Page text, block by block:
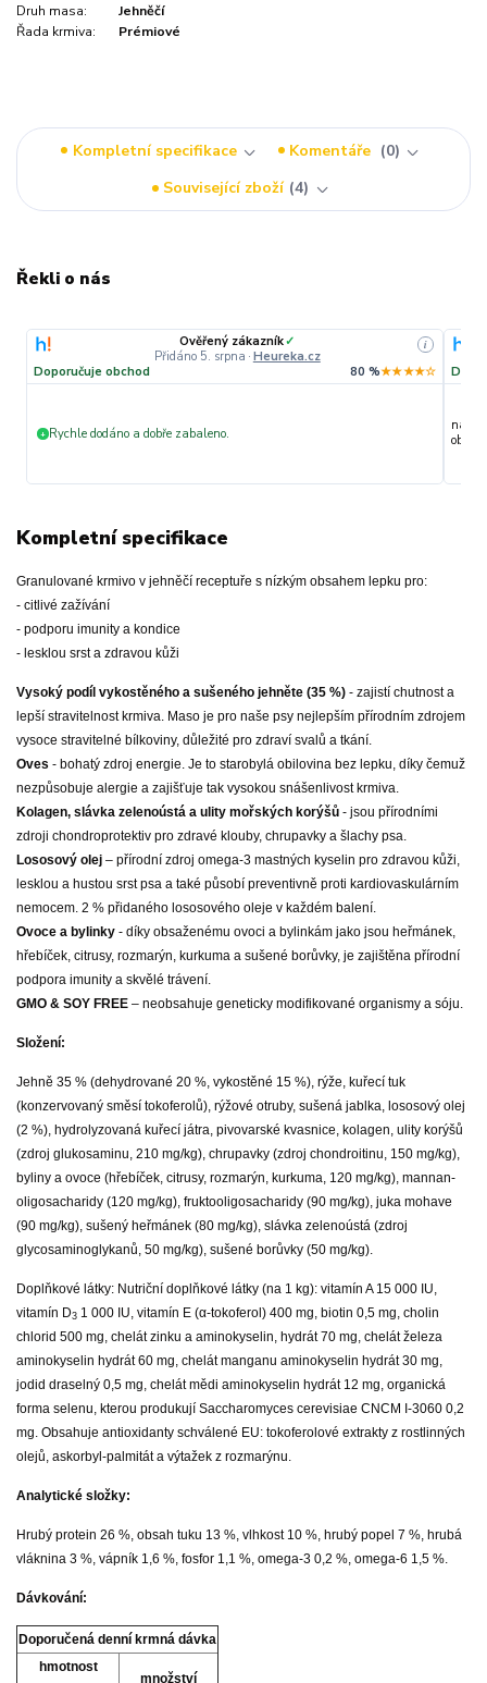
Druh masa:
Jehněčí
Řada krmiva:
Prémiové
Kompletní specifikace Komentáře
0
Související zboží 4
Řekli o nás
Ověřený zákazník✓
Přidáno 5. srpna · Heureka.cz
i
Doporučuje obchod 80 %★★★★☆
+ Rychle dodáno a dobře zabaleno.
Kompletní specifikace
Granulované krmivo v jehněčí receptuře s nízkým obsahem lepku pro:
- citlivé zažívání
- podporu imunity a kondice
- lesklou srst a zdravou kůži
Vysoký podíl vykostěného a sušeného jehněte (35 %) - zajistí chutnost a
lepší stravitelnost krmiva. Maso je pro naše psy nejlepším přírodním zdrojem
vysoce stravitelné bílkoviny, důležité pro zdraví svalů a tkání.
Oves - bohatý zdroj energie. Je to starobylá obilovina bez lepku, díky čemuž
nezpůsobuje alergie a zajišťuje tak vysokou snášenlivost krmiva.
Kolagen, slávka zelenoústá a ulity mořských korýšů - jsou přírodními
zdroji chondroprotektiv pro zdravé klouby, chrupavky a šlachy psa.
Lososový olej – přírodní zdroj omega-3 mastných kyselin pro zdravou kůži,
lesklou a hustou srst psa a také působí preventivně proti kardiovaskulárním
nemocem. 2 % přidaného lososového oleje v každém balení.
Ovoce a bylinky - díky obsaženému ovoci a bylinkám jako jsou heřmánek,
hřebíček, citrusy, rozmarýn, kurkuma a sušené borůvky, je zajištěna přírodní
podpora imunity a skvělé trávení.
GMO & SOY FREE – neobsahuje geneticky modifikované organismy a sóju.
Složení:
Jehně 35 % (dehydrované 20 %, vykostěné 15 %), rýže, kuřecí tuk
(konzervovaný směsí tokoferolů), rýžové otruby, sušená jablka, lososový olej
(2 %), hydrolyzovaná kuřecí játra, pivovarské kvasnice, kolagen, ulity korýšů
(zdroj glukosaminu, 210 mg/kg), chrupavky (zdroj chondroitinu, 150 mg/kg),
byliny a ovoce (hřebíček, citrusy, rozmarýn, kurkuma, 120 mg/kg), mannan-
oligosacharidy (120 mg/kg), fruktooligosacharidy (90 mg/kg), juka mohave
(90 mg/kg), sušený heřmánek (80 mg/kg), slávka zelenoústá (zdroj
glycosaminoglykanů, 50 mg/kg), sušené borůvky (50 mg/kg).
Doplňkové látky: Nutriční doplňkové látky (na 1 kg): vitamín A 15 000 IU,
vitamín D3 1 000 IU, vitamín E (α-tokoferol) 400 mg, biotin 0,5 mg, cholin
chlorid 500 mg, chelát zinku a aminokyselin, hydrát 70 mg, chelát železa
aminokyselin hydrát 60 mg, chelát manganu aminokyselin hydrát 30 mg,
jodid draselný 0,5 mg, chelát mědi aminokyselin hydrát 12 mg, organická
forma selenu, kterou produkují Saccharomyces cerevisiae CNCM I-3060 0,2
mg. Obsahuje antioxidanty schválené EU: tokoferolové extrakty z rostlinných
olejů, askorbyl-palmitát a výtažek z rozmarýnu.
Analytické složky:
Hrubý protein 26 %, obsah tuku 13 %, vlhkost 10 %, hrubý popel 7 %, hrubá
vláknina 3 %, vápník 1,6 %, fosfor 1,1 %, omega-3 0,2 %, omega-6 1,5 %.
Dávkování:
Doporučená denní krmná dávka
hmotnost
množství